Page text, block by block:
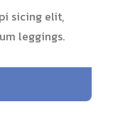
sicing elit,
leggings.